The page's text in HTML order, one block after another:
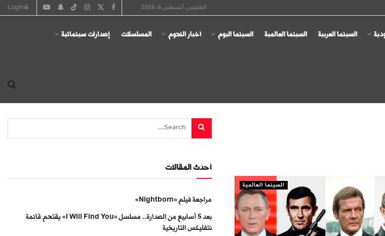
الخميس, أغسطس 6, 2026
السينما العربية السينما العالمية السينما اليوم أخبار النجوم المسلسلات إصدارات سينمائية
السينما العالمية
أحدث المقالات
مراجعة فيلم «Nightborn»
بعد 5 أسابيع من الصدارة.. مسلسل «I Will Find You» يقتحم قائمة
نتفليكس التاريخية